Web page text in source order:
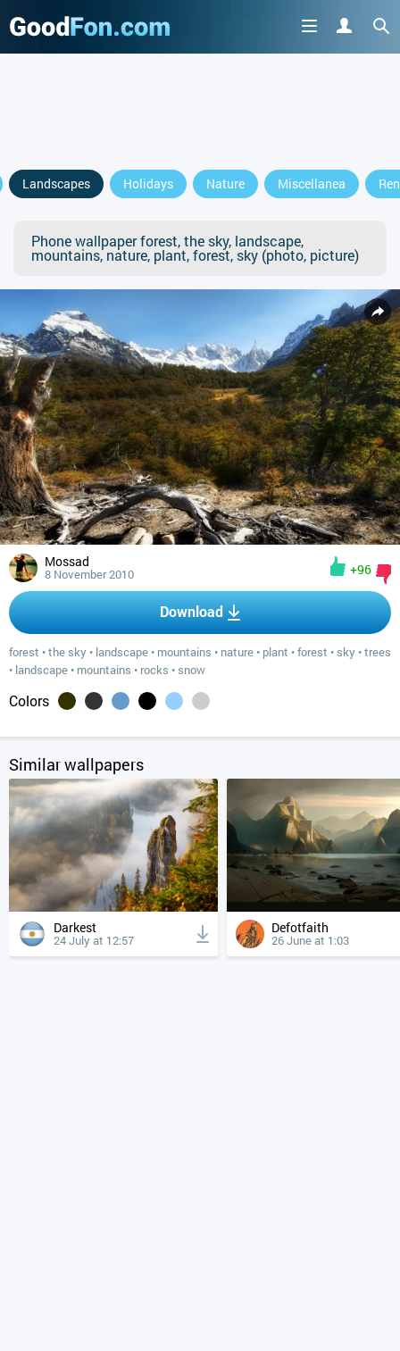
Landscapes Holidays Nature Miscellanea
Phone wallpaper forest, the sky, landscape,
mountains, nature, plant, forest, sky (photo, picture)
Mossad
8 November 2010 +96
Download
forest •the sky • landscape • mountains • nature • plant •forest • sky •trees
• landscape • mountains • rocks • snow
Colors
Similar wallpapers
Darkest
24 July at 12:57
Defotfaith
26 June at 1:03